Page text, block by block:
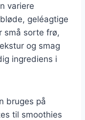
variere
geléagtige
små sorte frø,
og smag
ingrediens i
bruges på
til smoothies